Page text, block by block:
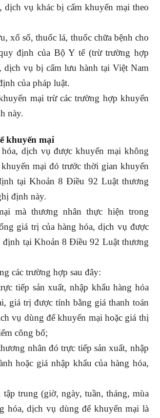
dịch vụ khác bị cấm khuyến mại theo
xổ số, thuốc lá, thuốc chữa bệnh cho
định của Bộ Y tế (trừ trường hợp
vụ bị cấm lưu hành tại Việt Nam
của pháp luật.
mại trừ các trường hợp khuyến
này.
khuyến mại
dịch vụ được khuyến mại không
mại đó trước thời gian khuyến
tại Khoản 8 Điều 92 Luật thương
định này.
mà thương nhân thực hiện trong
giá trị của hàng hóa, dịch vụ được
tại Khoản 8 Điều 92 Luật thương
các trường hợp sau đây:
tiếp sản xuất, nhập khẩu hàng hóa
giá trị được tính bằng giá thanh toán
vụ dùng để khuyến mại hoặc giá thị
công bố;
nhân đó trực tiếp sản xuất, nhập
hoặc giá nhập khẩu của hàng hóa,
trung (giờ, ngày, tuần, tháng, mùa
hóa, dịch vụ dùng để khuyến mại là